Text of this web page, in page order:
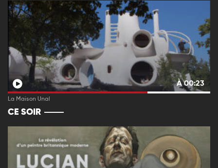
À 00:23
La Maison Unal
CE SOIR